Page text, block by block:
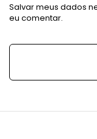
Salvar meus dados
eu comentar.